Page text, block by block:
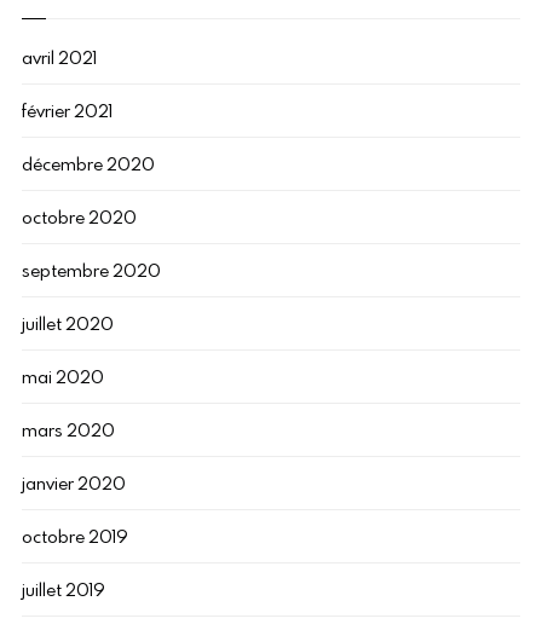
avril 2021
février 2021
décembre 2020
octobre 2020
septembre 2020
juillet 2020
mai 2020
mars 2020
janvier 2020
octobre 2019
juillet 2019